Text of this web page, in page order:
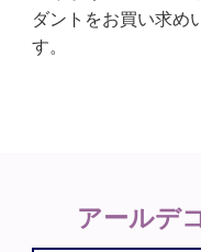
ダントをお買い求め
す。
アールデ